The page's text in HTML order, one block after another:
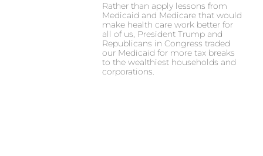
Rather than apply lessons from
Medicaid and Medicare that would
make health care work better for
all of us, President Trump and
Republicans in Congress traded
our Medicaid for more tax breaks
to the wealthiest households and
corporations.